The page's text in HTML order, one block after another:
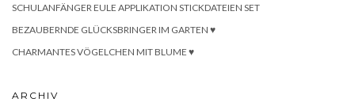
SCHULANFÄNGER EULE APPLIKATION STICKDATEIEN SET
BEZAUBERNDE GLÜCKSBRINGER IM GARTEN ♥
CHARMANTES VÖGELCHEN MIT BLUME ♥
ARCHIV